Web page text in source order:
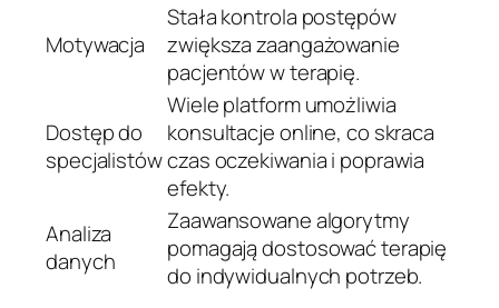
Motywacja
Stała kontrola postępów
zwiększa zaangażowanie
pacjentów w terapię.
Dostęp do
specjalistów
Wiele platform umożliwia
konsultacje online, co skraca
czas oczekiwania i poprawia
efekty.
Analiza
danych
Zaawansowane algorytmy
pomagają dostosować terapię
do indywidualnych potrzeb.